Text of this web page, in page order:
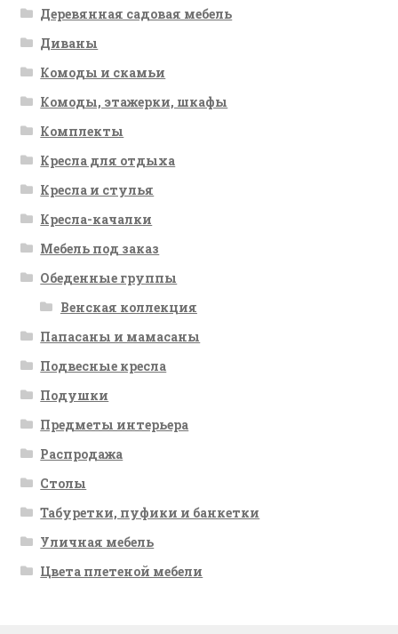
Деревянная садовая мебель
Диваны
Комоды и скамьи
Комоды, этажерки, шкафы
Комплекты
Кресла для отдыха
Кресла и стулья
Кресла-качалки
Мебель под заказ
Обеденные группы
Венская коллекция
Папасаны и мамасаны
Подвесные кресла
Подушки
Предметы интерьера
Распродажа
Столы
Табуретки, пуфики и банкетки
Уличная мебель
Цвета плетеной мебели